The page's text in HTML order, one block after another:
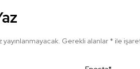
Gerekli alanlar * ile